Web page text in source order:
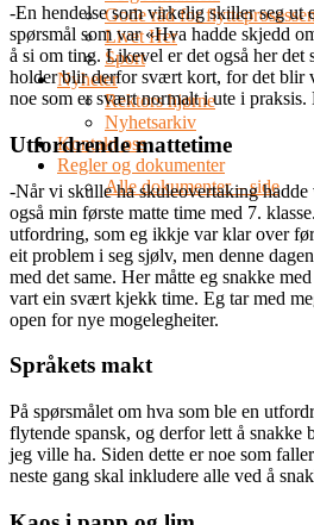
Gode råd for
Livet Her
Sport
Nyheter
Rektors hjørne
Nyhetsarkiv
Kontakt oss
Regler og dokumenter
Alle dokumenter – side
-En hendelse som virkelig skiller seg ut
spørsmål som var «Hva hadde skjedd
å si om ting. Likevel er det også her
holder blir derfor svært kort, for det blir
noe som er svært normalt i ute i
Utfordrende mattetime
-Når vi skulle ha skuleovertaking
også min første matte time med 7.
utfordring, som eg ikkje var klar over
eit problem i seg sjølv, men denne
med det same. Her måtte eg snakke
vart ein svært kjekk time. Eg tar med
open for nye mogelegheiter.
Språkets makt
På spørsmålet om hva som ble en
flytende spansk, og derfor lett å
jeg ville ha. Siden dette er noe som
neste gang skal inkludere alle ved å